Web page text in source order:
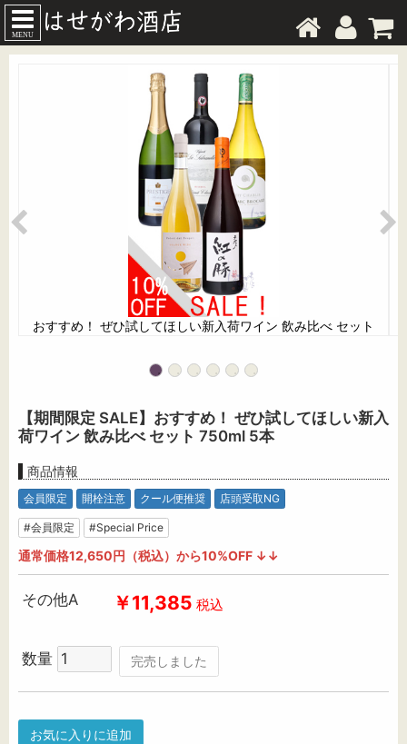
MENU
おすすめ！ ぜひ試してほしい新入荷ワイン 飲み比べ セット
【期間限定 SALE】おすすめ！ ぜひ試してほしい新入
荷ワイン 飲み比べ セット 750ml 5本
商品情報
会員限定 開栓注意 クール便推奨 店頭受取NG
#会員限定 #Special Price
通常価格12,650円（税込）から10%OFF ↓↓
その他A ￥11,385 税込
数量 完売しました
お気に入りに追加